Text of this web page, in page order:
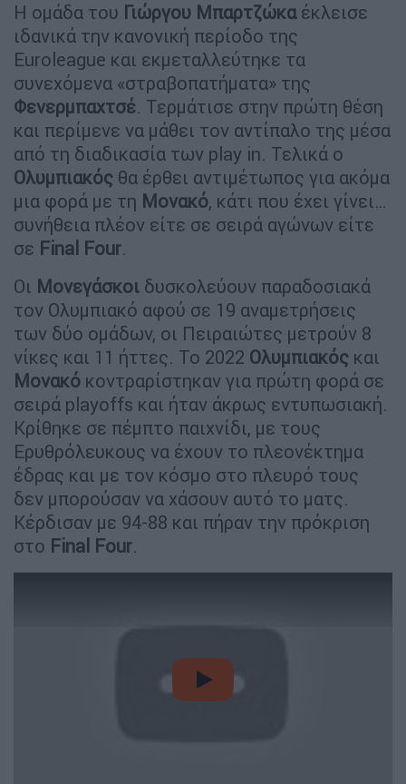
Η ομάδα του Γιώργου Μπαρτζώκαέκλεισε
ιδανικά την κανονική περίοδο της
Euroleague και εκμεταλλεύτηκε τα
συνεχόμενα «στραβοπατήματα» της
Φενερμπαχτσέ. Τερμάτισε στην πρώτη θέση
και περίμενε να μάθει τον αντίπαλο της μέσα
από τη διαδικασία των play in. Τελικά ο
Ολυμπιακός θα έρθει αντιμέτωπος για ακόμα
μια φορά με τη Μονακό, κάτι που έχει γίνει…
συνήθεια πλέον είτε σε σειρά αγώνων είτε
σε Final Four.
Οι Μονεγάσκοι δυσκολεύουν παραδοσιακά
τον Ολυμπιακό αφού σε 19 αναμετρήσεις
των δύο ομάδων, οι Πειραιώτες μετρούν 8
νίκες και 11 ήττες. Το 2022 Ολυμπιακός και
Μονακό κοντραρίστηκαν για πρώτη φορά σε
σειρά playoffs και ήταν άκρως εντυπωσιακή.
Κρίθηκε σε πέμπτο παιχνίδι, με τους
Ερυθρόλευκους να έχουν το πλεονέκτημα
έδρας και με τον κόσμο στο πλευρό τους
δεν μπορούσαν να χάσουν αυτό το ματς.
Κέρδισαν με 94-88 και πήραν την πρόκριση
στο Final Four.
video